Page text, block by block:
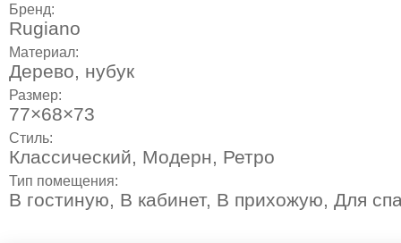
Бренд:
Rugiano
Материал:
Дерево, нубук
Размер:
77×68×73
Стиль:
Классический, Модерн, Ретро
Тип помещения:
В гостиную, В кабинет, В прихожую, Для